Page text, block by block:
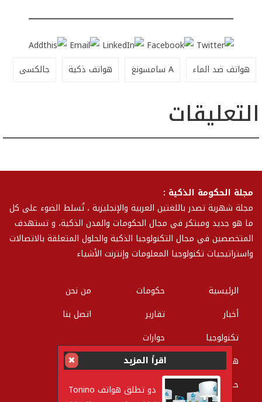
هواتف ضد الماء A سامسونغ هواتف ذكية جالكسى
التعليقات
اقرأ المزيد
دو تطلق هواتف Tonino
مجلة الحكومة الذكية :
مجلة شهرية تصدر باللغتين العربية والإنجليزية ، تُسلط الضوء على كل
ما هو جديد ومبتكر في مجال الحكومات والمدن الذكية، و تستهدف
المتخصصين في مجال التكنولوجبا الذكية والحلول المتعلقة بالاتصالات
واستراتيجيات تكنولوجيا المعلومات وإنترنت الأشياء
الرئيسية
أخبار
تكنولوجيا
هواتف
حماية و شبكات
حكومات
تقارير
حوارات
اتصالات
ابتكارات
من نحن
اتصل بنا